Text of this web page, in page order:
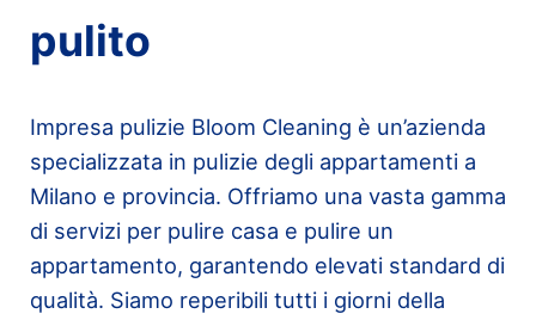
pulito
Impresa pulizie Bloom Cleaning è un’azienda
specializzata in pulizie degli appartamenti a
Milano e provincia. Offriamo una vasta gamma
di servizi per pulire casa e pulire un
appartamento, garantendo elevati standard di
qualità. Siamo reperibili tutti i giorni della